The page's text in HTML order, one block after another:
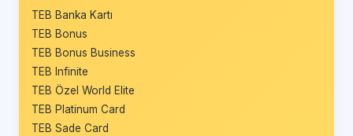
TEB Banka Kartı
TEB Bonus
TEB Bonus Business
TEB Infinite
TEB Özel World Elite
TEB Platinum Card
TEB Sade Card